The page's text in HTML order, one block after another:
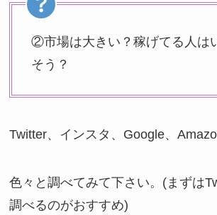
②市場は大きい？稼げてる人は
そう？
Twitter、インスタ、Google、
色々と調べてみて下さい。(まずは
調べるのがおすすめ)